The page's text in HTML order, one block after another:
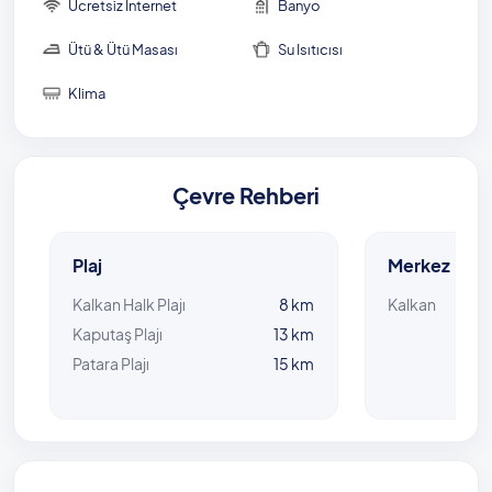
Ücretsiz İnternet Banyo
Ütü & Ütü Masası Su Isıtıcısı
Klima
Çevre Rehberi
Plaj
Kalkan Halk Plajı
8 km
Kaputaş Plajı
13 km
Patara Plajı
15 km
Merkez
Kalkan